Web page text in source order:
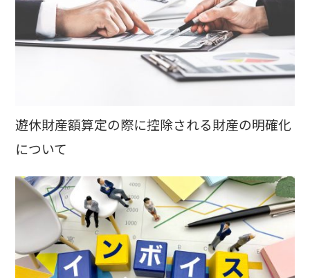
遊休財産額算定の際に控除される財産の明確化
について